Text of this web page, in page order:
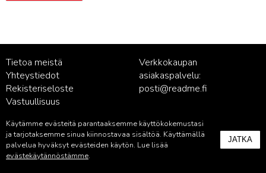
Tietoa meistä
Yhteystiedot
Rekisteriseloste
Vastuullisuus
Verkkokaupan
asiakaspalvelu:
posti@readme.fi
Kustantamon asiakaspalvelu:
palvelu@readme.fi
Käytämme evästeitä parantaaksemme käyttökokemustasi
ja tarjotaksemme sinua kiinnostavaa sisältöä. Käyttämällä
palvelua hyväksyt evästeiden käytön. Lue lisää
evästekäytännöstämme.
JATKA